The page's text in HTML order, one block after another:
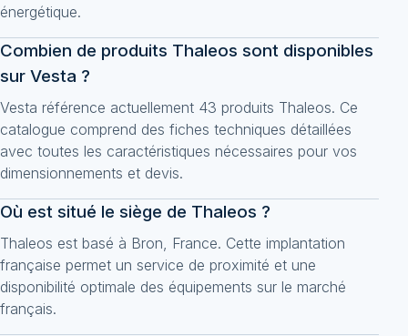
énergétique.
Combien de produits Thaleos sont disponibles
sur Vesta ?
Vesta référence actuellement 43 produits Thaleos. Ce
catalogue comprend des fiches techniques détaillées
avec toutes les caractéristiques nécessaires pour vos
dimensionnements et devis.
Où est situé le siège de Thaleos ?
Thaleos est basé à Bron, France. Cette implantation
française permet un service de proximité et une
disponibilité optimale des équipements sur le marché
français.